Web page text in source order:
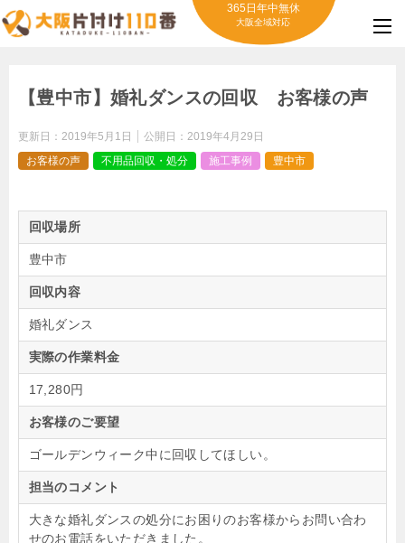
365日年中無休
大阪全域対応
【豊中市】婚礼ダンスの回収 お客様の声
更新日： 2019年5月1日 公開日： 2019年4月29日
お客様の声
不用品回収・処分 施工事例 豊中市
回収場所
豊中市
回収内容
婚礼ダンス
実際の作業料金
17,280円
お客様のご要望
ゴールデンウィーク中に回収してほしい。
担当のコメント
大きな婚礼ダンスの処分にお困りのお客様からお問い合わ
せのお電話をいただきました。